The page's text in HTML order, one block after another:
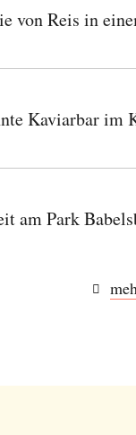
von Reis in
Kaviarbar im
am Park